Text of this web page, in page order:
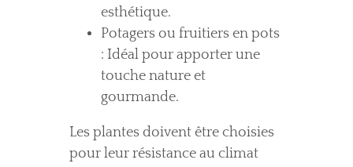
esthétique.
Potagers ou fruitiers en pots
: Idéal pour apporter une
touche nature et
gourmande.
Les plantes doivent être choisies
pour leur résistance au climat